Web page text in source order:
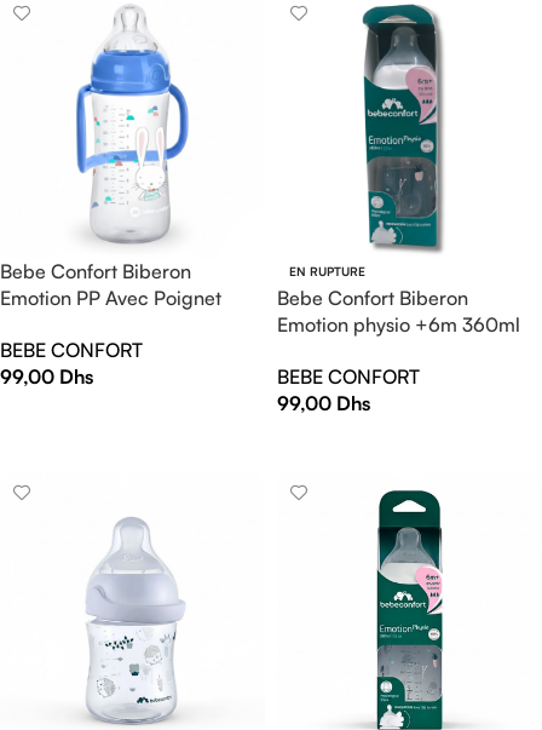
Bebe Confort Biberon
Emotion PP Avec Poignet
BEBE CONFORT
99,00 Dhs
EN RUPTURE
Bebe Confort Biberon
Emotion physio +6m 360ml
BEBE CONFORT
99,00 Dhs